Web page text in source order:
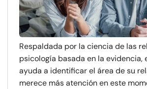
Respaldada por la ciencia de las
psicología basada en la evidencia,
ayuda a identificar el área de su
merece más atención en este